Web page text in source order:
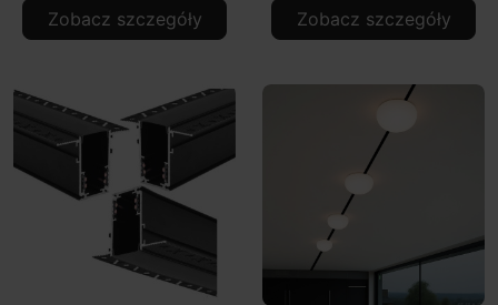
Zobacz szczegóły Zobacz szczegóły